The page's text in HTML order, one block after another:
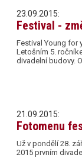
23.09.2015:
Festival -
Festival Young for
Letošním 5.
divadelní budovy.
21.09.2015:
Fotomenu
Už v pondělí 28.
2015 prvním